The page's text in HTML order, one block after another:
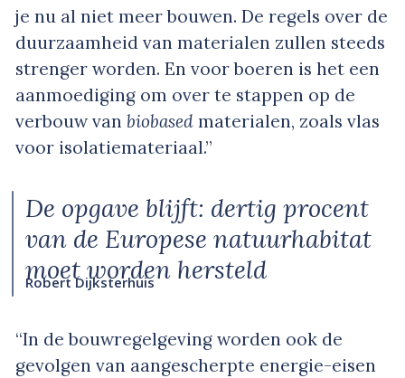
je nu al niet meer bouwen. De regels over de
duurzaamheid van materialen zullen steeds
strenger worden. En voor boeren is het een
aanmoediging om over te stappen op de
verbouw van biobased materialen, zoals vlas
voor isolatiemateriaal.”
De opgave blijft: dertig procent
van de Europese natuurhabitat
moet worden hersteld
Robert Dijksterhuis
“In de bouwregelgeving worden ook de
gevolgen van aangescherpte energie-eisen